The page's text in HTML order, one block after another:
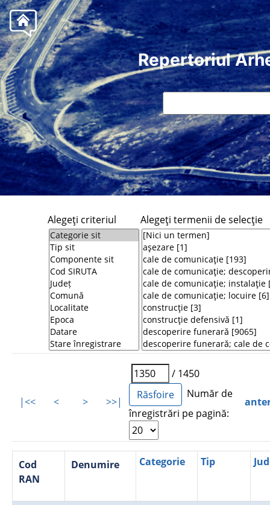
Repertoriul
Alegeţi criteriul Alegeţi termenii de selecţie
|<< < > >>|
/ 1450
Număr de
înregistrări pe pagină:
Cod
RAN
Denumire Categorie Tip